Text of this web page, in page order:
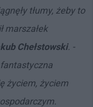
tłumy, żeby to
marszałek
Chełstowski. -
życiem, życiem